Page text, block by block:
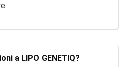
a LIPO GENETIQ?